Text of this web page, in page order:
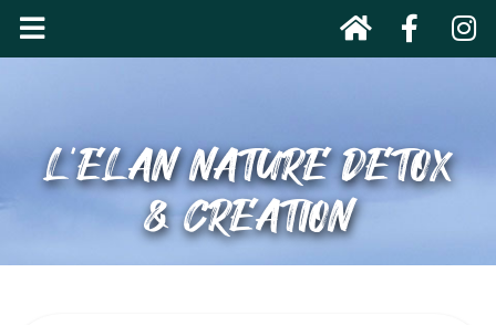
L’ELAN NATURE DETOX
& CREATION